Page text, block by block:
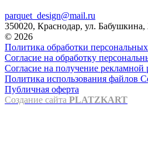
parquet_design@mail.ru
350020, Краснодар, ул. Бабушкина,
© 2026
Политика обработки
Согласие на обработку
Согласие на получение рекламной
Политика использования файлов
Публичная оферта
Создание сайта PLATZKART